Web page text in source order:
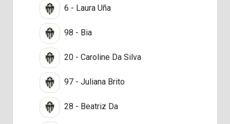
6 - Laura Uña
98 - Bia
20 - Caroline Da Silva
97 - Juliana Brito
28 - Beatriz Da